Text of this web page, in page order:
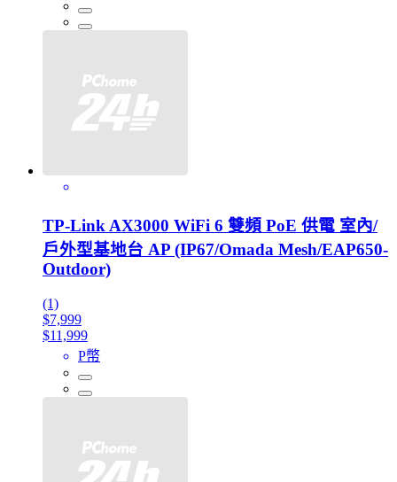
TP-Link AX3000 WiFi 6 雙頻 PoE 供電 室內/
戶外型基地台 AP (IP67/Omada Mesh/EAP650-
Outdoor)
(1)
$7,999
$11,999
P幣